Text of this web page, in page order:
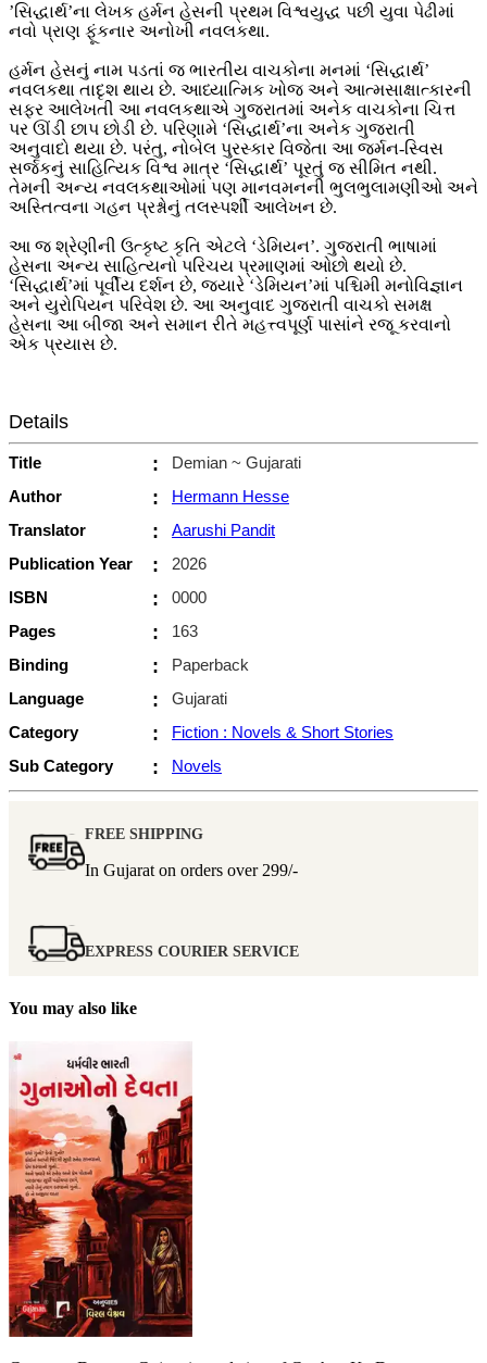
’સિદ્ધાર્થ’ના લેખક હર્મન હેસની પ્રથમ વિશ્વયુદ્ધ પછી યુવા પેઢીમાં
નવો પ્રાણ ફૂંકનાર અનોખી નવલકથા.
હર્મન હેસનું નામ પડતાં જ ભારતીય વાચકોના મનમાં ‘સિદ્ધાર્થ’
નવલકથા તાદૃશ થાય છે. આધ્યાત્મિક ખોજ અને આત્મસાક્ષાત્કારની
સફર આલેખતી આ નવલકથાએ ગુજરાતમાં અનેક વાચકોના ચિત્ત
પર ઊંડી છાપ છોડી છે. પરિણામે ‘સિદ્ધાર્થ’ના અનેક ગુજરાતી
અનુવાદો થયા છે. પરંતુ, નોબેલ પુરસ્કાર વિજેતા આ જર્મન-સ્વિસ
સર્જકનું સાહિત્યિક વિશ્વ માત્ર ‘સિદ્ધાર્થ’ પૂરતું જ સીમિત નથી.
તેમની અન્ય નવલકથાઓમાં પણ માનવમનની ભુલભુલામણીઓ અને
અસ્તિત્વના ગહન પ્રશ્નોનું તલસ્પર્શી આલેખન છે.
આ જ શ્રેણીની ઉત્કૃષ્ટ કૃતિ એટલે ‘ડેમિયન’. ગુજરાતી ભાષામાં
હેસના અન્ય સાહિત્યનો પરિચય પ્રમાણમાં ઓછો થયો છે.
‘સિદ્ધાર્થ’માં પૂર્વીય દર્શન છે, જ્યારે ‘ડેમિયન’માં પશ્ચિમી મનોવિજ્ઞાન
અને યુરોપિયન પરિવેશ છે. આ અનુવાદ ગુજરાતી વાચકો સમક્ષ
હેસના આ બીજા અને સમાન રીતે મહત્ત્વપૂર્ણ પાસાંને રજૂ કરવાનો
એક પ્રયાસ છે.
Details
Title :
Demian ~ Gujarati
Author
:
Hermann Hesse
Translator
:
Aarushi Pandit
Publication Year
:
2026
ISBN
:
0000
Pages
:
163
Binding
:
Paperback
Language
:
Gujarati
Category
:
Fiction : Novels & Short Stories
Sub Category
: Novels
FREE SHIPPING
In Gujarat on orders over 299/-
EXPRESS COURIER SERVICE
You may also like